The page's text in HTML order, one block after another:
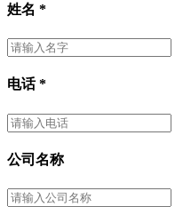
姓名 *
电话*
公司名称